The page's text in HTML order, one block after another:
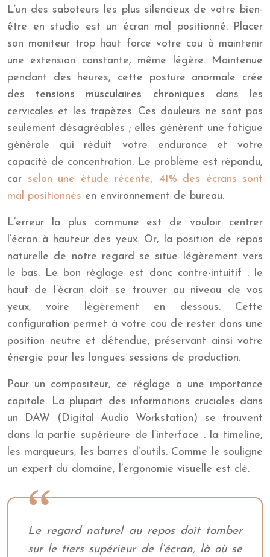
L’un des saboteurs les plus silencieux de votre bien-
être en studio est un écran mal positionné. Placer
son moniteur trop haut force votre cou à maintenir
une extension constante, même légère. Maintenue
pendant des heures, cette posture anormale crée
des tensions musculaires chroniques dans les
cervicales et les trapèzes. Ces douleurs ne sont pas
seulement désagréables ; elles génèrent une fatigue
générale qui réduit votre endurance et votre
capacité de concentration. Le problème est répandu,
car selon une étude récente, 41% des écrans sont
mal positionnés en environnement de bureau.
L’erreur la plus commune est de vouloir centrer
l’écran à hauteur des yeux. Or, la position de repos
naturelle de notre regard se situe légèrement vers
le bas. Le bon réglage est donc contre-intuitif : le
haut de l’écran doit se trouver au niveau de vos
yeux, voire légèrement en dessous. Cette
configuration permet à votre cou de rester dans une
position neutre et détendue, préservant ainsi votre
énergie pour les longues sessions de production.
Pour un compositeur, ce réglage a une importance
capitale. La plupart des informations cruciales dans
un DAW (Digital Audio Workstation) se trouvent
dans la partie supérieure de l’interface : la timeline,
les marqueurs, les barres d’outils. Comme le souligne
un expert du domaine, l’ergonomie visuelle est clé.
Le regard naturel au repos doit tomber
sur le tiers supérieur de l’écran, là où se